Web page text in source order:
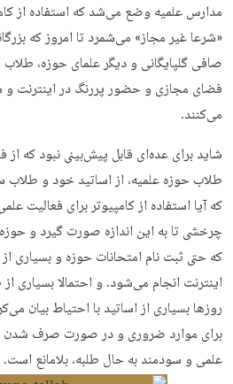
مدارس علمیه وضع می‌شد که استفاده از
«شرعا غیر مجاز» می‌شمرد تا امروز که
صافی گلپایگانی و دیگر علمای حوزه، طلاب
فضای مجازی و حضور پررنگ در اینترنت
می‌کنند.
شاید برای عده‌ای قابل پیش‌بینی نبود که از
طلاب حوزه علمیه، از اساتید خود و طلاب
که آیا استفاده از کامپیوتر برای فعالیت
چرخشی تا به این اندازه صورت گیرد و حوزه
که حتی ثبت نام امتحانات حوزه و بسیاری
اینترنت انجام می‌شود. و احتمالا بسیاری
روزها بسیاری از اساتید با احتیاط بیان
برای موارد ضروری و در صورت صرف شدن
علمی و سودمند به حال طلبه، بلامانع است.